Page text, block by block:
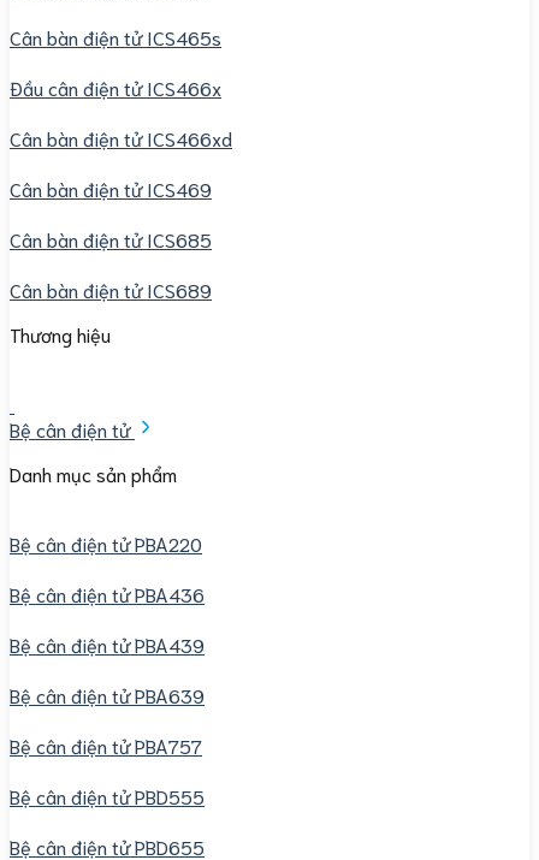
Cân bàn điện tử ICS465s
Đầu cân điện tử ICS466x
Cân bàn điện tử ICS466xd
Cân bàn điện tử ICS469
Cân bàn điện tử ICS685
Cân bàn điện tử ICS689
Thương hiệu
Bệ cân điện tử
Danh mục sản phẩm
Bệ cân điện tử PBA220
Bệ cân điện tử PBA436
Bệ cân điện tử PBA439
Bệ cân điện tử PBA639
Bệ cân điện tử PBA757
Bệ cân điện tử PBD555
Bệ cân điện tử PBD655